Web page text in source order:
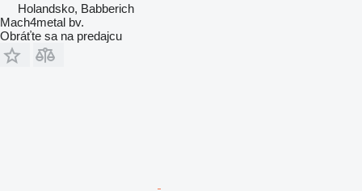
Holandsko, Babberich
Mach4metal bv.
Obráťte sa na predajcu